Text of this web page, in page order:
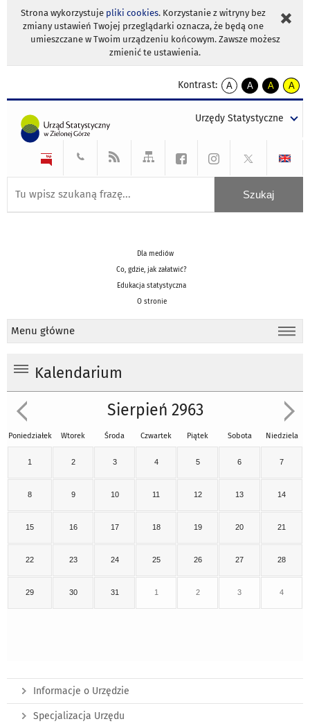
Strona wykorzystuje pliki cookies. Korzystanie z witryny bez
zmiany ustawień Twojej przeglądarki oznacza, że będą one
umieszczane w Twoim urządzeniu końcowym. Zawsze możesz
zmienić te ustawienia.
Kontrast:
A
kontrast
A
kontrast
tekst
czarnym
A
kontrast
tekst
czarnym
A
tekst
żółtym
Urzędy Statystyczne
Dla mediów
Co, gdzie, jak załatwić?
Edukacja statystyczna
O stronie
Menu główne
Kalendarium
Sierpień 2963
Poniedziałek Wtorek Środa Czwartek Piątek Sobota Niedziela
1 2 3 4 5 6 7
8 9 10 11 12 13 14
15 16 17 18 19 20 21
22 23 24 25 26 27 28
29 30 31 1 2 3 4
Informacje o Urzędzie
Specjalizacja Urzędu